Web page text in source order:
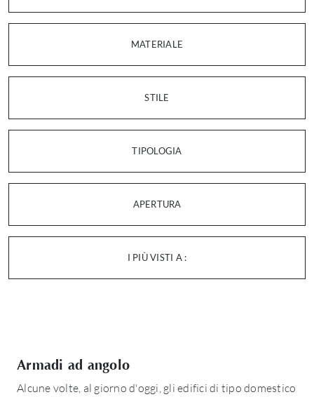
MATERIALE
STILE
TIPOLOGIA
APERTURA
I PIÙ VISTI A :
Armadi ad angolo
Alcune volte, al giorno d'oggi, gli edifici di tipo domestico